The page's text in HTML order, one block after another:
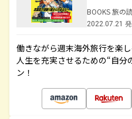
BOOKS 旅の
2022.07.21
働きながら週末海外旅行を楽
人生を充実させるための“自分
ン！